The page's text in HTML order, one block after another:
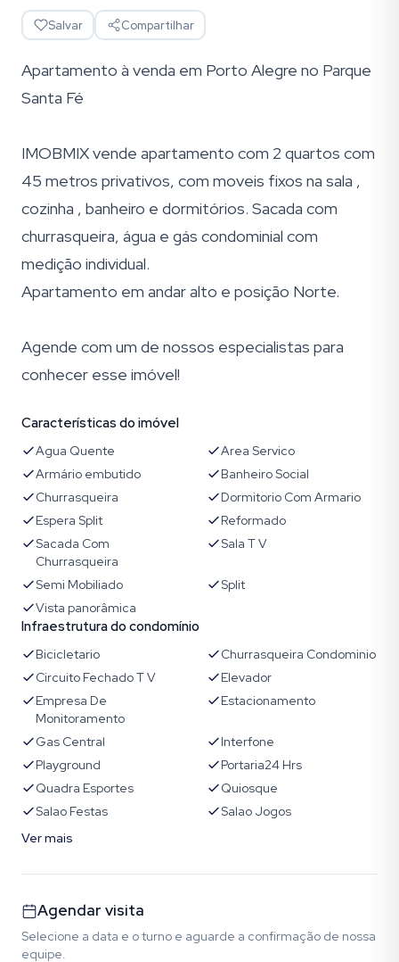
Salvar Compartilhar
Apartamento à venda em Porto Alegre no Parque
Santa Fé
IMOBMIX vende apartamento com 2 quartos com
45 metros privativos, com moveis fixos na sala ,
cozinha , banheiro e dormitórios. Sacada com
churrasqueira, água e gás condominial com
medição individual.
Apartamento em andar alto e posição Norte.
Agende com um de nossos especialistas para
conhecer esse imóvel!
Características do imóvel
Agua Quente
Area Servico
Armário embutido
Banheiro Social
Churrasqueira
Dormitorio Com Armario
Espera Split
Reformado
Sacada Com
Churrasqueira
Sala T V
Semi Mobiliado
Split
Vista panorâmica
Infraestrutura do condomínio
Bicicletario
Churrasqueira Condominio
Circuito Fechado T V
Elevador
Empresa De
Monitoramento
Estacionamento
Gas Central
Interfone
Playground
Portaria24 Hrs
Quadra Esportes
Quiosque
Salao Festas
Salao Jogos
Ver mais
Agendar visita
Selecione a data e o turno e aguarde a confirmação de nossa
equipe.